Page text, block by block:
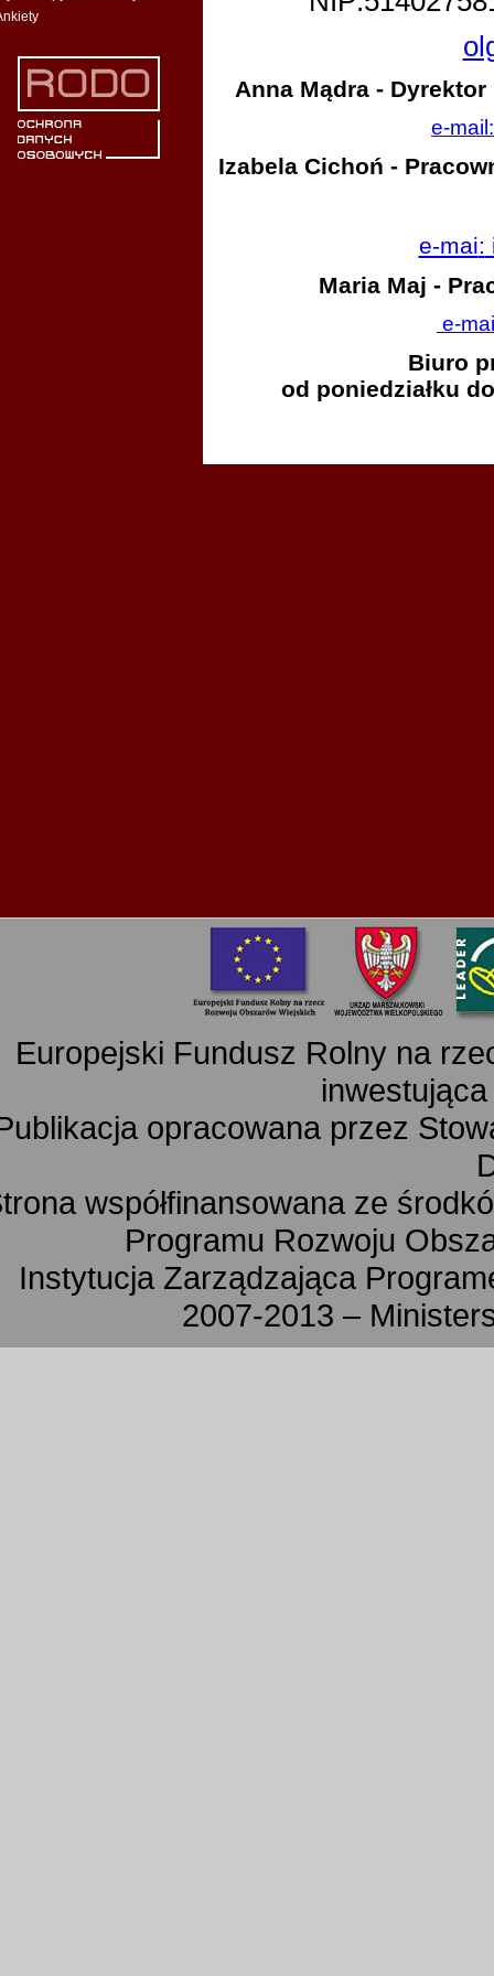
Anna Mądra - Dyrektor
e-
Izabela Cichoń -
e-mai:
Maria Maj -
e-
Biuro
od poniedziałku
Europejski Fundusz Rolny na
opracowana przez
współfinansowana ze
Programu Rozwoju
Instytucja Zarządzająca
2007-2013 –